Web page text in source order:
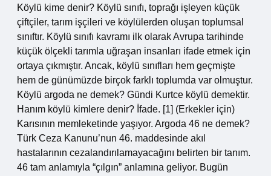
Köylü kime denir? Köylü sınıfı, toprağı işleyen küçük
çiftçiler, tarım işçileri ve köylülerden oluşan toplumsal
sınıftır. Köylü sınıfı kavramı ilk olarak Avrupa tarihinde
küçük ölçekli tarımla uğraşan insanları ifade etmek için
ortaya çıkmıştır. Ancak, köylü sınıfları hem geçmişte
hem de günümüzde birçok farklı toplumda var olmuştur.
Köylü argoda ne demek? Gündi Kurtce köylü demektir.
Hanım köylü kimlere denir? İfade. [1] (Erkekler için)
Karısının memleketinde yaşıyor. Argoda 46 ne demek?
Türk Ceza Kanunu’nun 46. maddesinde akıl
hastalarının cezalandırılamayacağını belirten bir tanım.
46 tam anlamıyla “çılgın” anlamına geliyor. Bugün